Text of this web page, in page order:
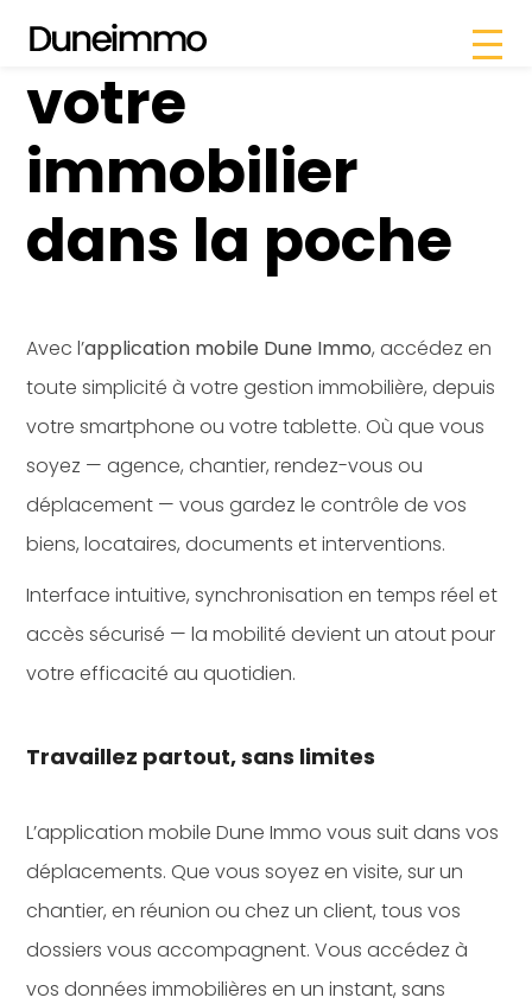
Dune Immo —
votre
immobilier
dans la poche
Avec l’application mobile Dune Immo, accédez en
toute simplicité à votre gestion immobilière, depuis
votre smartphone ou votre tablette. Où que vous
soyez — agence, chantier, rendez-vous ou
déplacement — vous gardez le contrôle de vos
biens, locataires, documents et interventions.
Interface intuitive, synchronisation en temps réel et
accès sécurisé — la mobilité devient un atout pour
votre efficacité au quotidien.
Travaillez partout, sans limites
L’application mobile Dune Immo vous suit dans vos
déplacements. Que vous soyez en visite, sur un
chantier, en réunion ou chez un client, tous vos
dossiers vous accompagnent. Vous accédez à
vos données immobilières en un instant, sans
Panneau de gestion des cookies